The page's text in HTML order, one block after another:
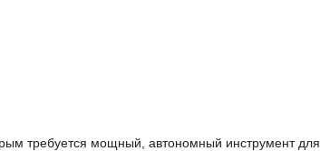
требуется мощный, автономный инструмент для